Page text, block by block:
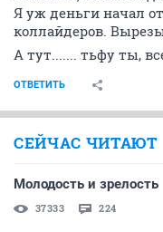
Я уж деньги начал
коллайдеров.
А тут....... тьфу ты,
ОТВЕТИТЬ
СЕЙЧАС ЧИТАЮТ
Молодость и зрелость
37333 224